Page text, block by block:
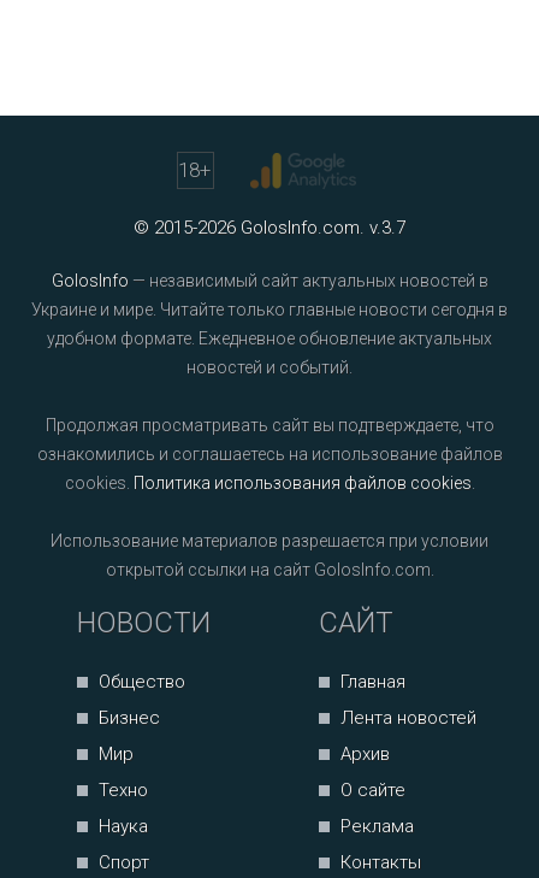
18+
© 2015-2026 GolosInfo.com. v.3.7
GolosInfo — независимый сайт актуальных новостей в
Украине и мире. Читайте только главные новости сегодня в
удобном формате. Ежедневное обновление актуальных
новостей и событий.
Продолжая просматривать сайт вы подтверждаете, что
ознакомились и соглашаетесь на использование файлов
cookies. Политика использования файлов cookies
Использование материалов разрешается при условии
открытой ссылки на сайт GolosInfo.com.
НОВОСТИ
Общество
Бизнес
Мир
Техно
Наука
Спорт
САЙТ
Главная
Лента новостей
Архив
О сайте
Реклама
Контакты